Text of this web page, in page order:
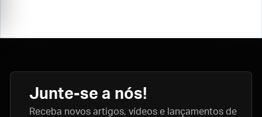
Junte-se a nós!
Receba novos artigos, vídeos e lançamentos de